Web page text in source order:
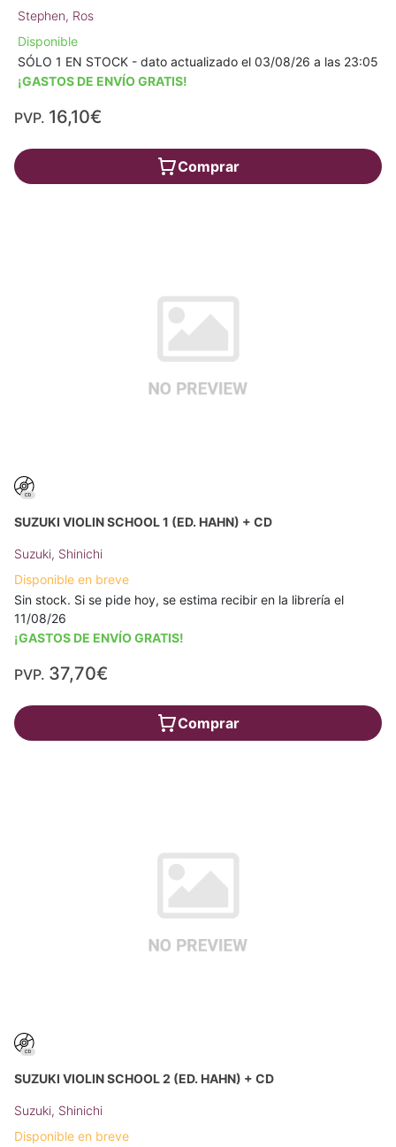
Stephen, Ros
Disponible
SÓLO 1 EN STOCK - dato actualizado el 03/08/26 a las 23:05
¡GASTOS DE ENVÍO GRATIS!
PVP. 16,10€
Comprar
SUZUKI VIOLIN SCHOOL 1 (ED. HAHN) + CD
Suzuki, Shinichi
Disponible en breve
Sin stock. Si se pide hoy, se estima recibir en la librería el
11/08/26
¡GASTOS DE ENVÍO GRATIS!
PVP. 37,70€
Comprar
SUZUKI VIOLIN SCHOOL 2 (ED. HAHN) + CD
Suzuki, Shinichi
Disponible en breve